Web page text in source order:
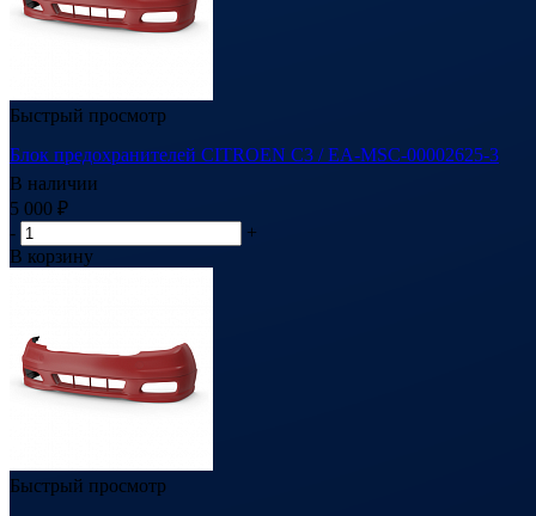
Быстрый просмотр
Блок предохранителей CITROEN C3 / EA-MSC-00002625-3
В наличии
5 000 ₽
-
+
В корзину
Быстрый просмотр